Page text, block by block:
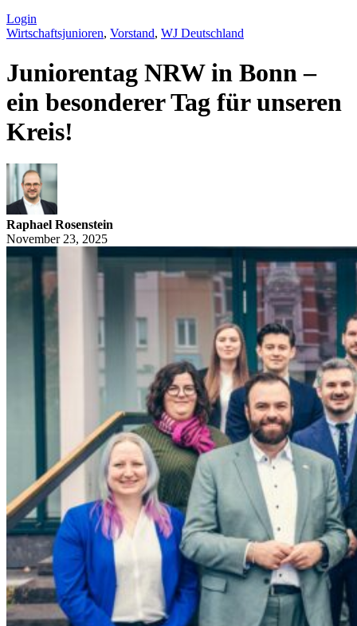
Login
Wirtschaftsjunioren, Vorstand, WJ Deutschland
Juniorentag NRW in Bonn –
ein besonderer Tag für unseren
Kreis!
Raphael Rosenstein
November 23, 2025